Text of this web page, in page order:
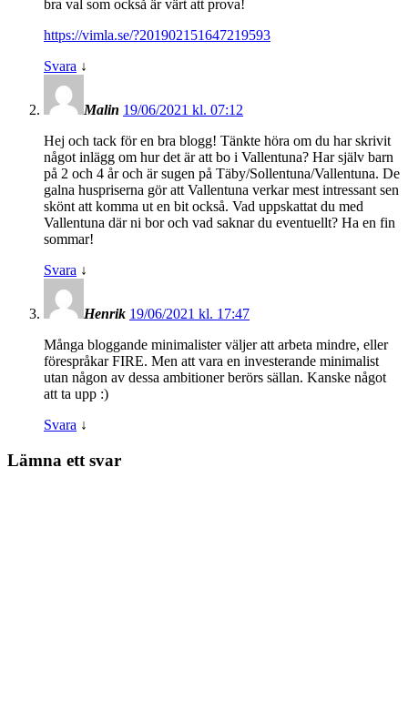
bra val som också är värt att prova!
https://vimla.se/?201902151647219593
Svara ↓
Malin 19/06/2021 kl. 07:12
Hej och tack för en bra blogg! Tänkte höra om du har skrivit
något inlägg om hur det är att bo i Vallentuna? Har själv barn
på 2 och 4 år och är sugen på Täby/Sollentuna/Vallentuna. De
galna huspriserna gör att Vallentuna verkar mest intressant sen
skönt att komma ut en bit också. Vad uppskattat du med
Vallentuna där ni bor och vad saknar du eventuellt? Ha en fin
sommar!
Svara ↓
Henrik 19/06/2021 kl. 17:47
Många bloggande minimalister väljer att arbeta mindre, eller
förespråkar FIRE. Men att vara en investerande minimalist
utan någon av dessa ambitioner berörs sällan. Kanske något
att ta upp :)
Svara ↓
Lämna ett svar